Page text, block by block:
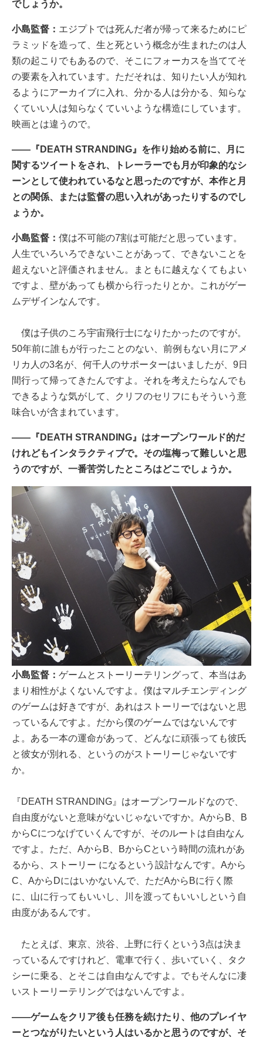
でしょうか。
小島監督： エジプトでは死んだ者が帰って来るためにピ
ラミッドを造って、生と死という概念が生まれたのは人
類の起こりでもあるので、そこにフォーカスを当ててそ
の要素を入れています。ただそれは、知りたい人が知れ
るようにアーカイブに入れ、分かる人は分かる、知らな
くていい人は知らなくていいような構造にしています。
映画とは違うので。
――『DEATH STRANDING』を作り始める前に、月に
関するツイートをされ、トレーラーでも月が印象的なシ
ーンとして使われているなと思ったのですが、本作と月
との関係、または監督の思い入れがあったりするのでし
ょうか。
小島監督： 僕は不可能の7割は可能だと思っています。
人生でいろいろできないことがあって、できないことを
超えないと評価されません。まともに越えなくてもよい
ですよ、壁があっても横から行ったりとか。これがゲー
ムデザインなんです。
僕は子供のころ宇宙飛行士になりたかったのですが。
50年前に誰もが行ったことのない、前例もない月にアメ
リカ人の3名が、何千人のサポーターはいましたが、9日
間行って帰ってきたんですよ。それを考えたらなんでも
できるような気がして、クリフのセリフにもそういう意
味合いが含まれています。
――『DEATH STRANDING』はオープンワールド的だ
けれどもインタラクティブで。その塩梅って難しいと思
うのですが、一番苦労したところはどこでしょうか。
小島監督： ゲームとストーリーテリングって、本当はあ
まり相性がよくないんですよ。僕はマルチエンディング
のゲームは好きですが、あれはストーリーではないと思
っているんですよ。だから僕のゲームではないんです
よ。ある一本の運命があって、どんなに頑張っても彼氏
と彼女が別れる、というのがストーリーじゃないです
か。
『DEATH STRANDING』はオープンワールドなので、
自由度がないと意味がないじゃないですか。AからB、B
からCにつなげていくんですが、そのルートは自由なん
ですよ。ただ、AからB、BからCという時間の流れがあ
るから、ストーリー になるという設計なんです。Aから
C、AからDにはいかないんで、ただAからBに行く際
に、山に行ってもいいし、川を渡ってもいいしという自
由度があるんです。
たとえば、東京、渋谷、上野に行くという3点は決ま
っているんですけれど、電車で行く、歩いていく、タク
シーに乗る、とそこは自由なんですよ。でもそんなに凄
いストーリーテリングではないんですよ。
――ゲームをクリア後も任務を続けたり、他のプレイヤ
ーとつながりたいという人はいるかと思うのですが、そ